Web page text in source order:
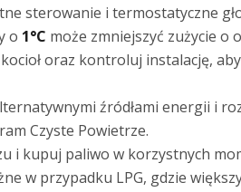
sterowanie i termostatyczne
o 1°C może zmniejszyć zużycie o
oraz kontroluj instalację,
źródłami energii i
Czyste Powietrze.
i kupuj paliwo w korzystnych
w przypadku LPG, gdzie